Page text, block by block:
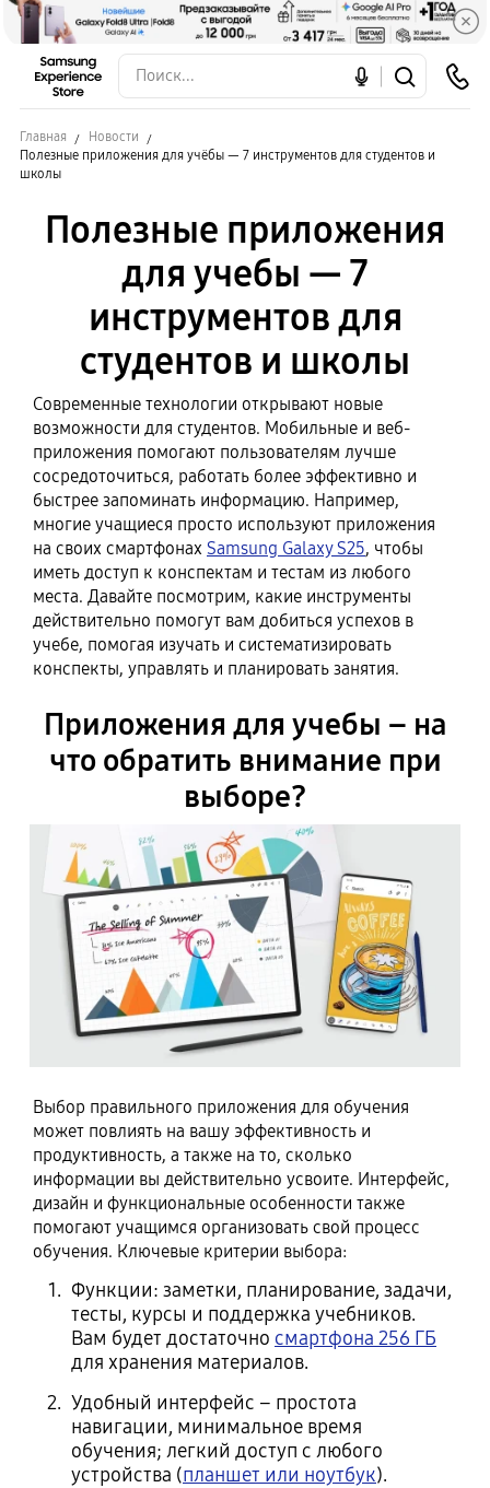
Главная
Новости
Полезные приложения для учёбы — 7 инструментов для студентов и
школы
Полезные приложения
для учебы — 7
инструментов для
студентов и школы
Современные технологии открывают новые
возможности для студентов. Мобильные и веб-
приложения помогают пользователям лучше
сосредоточиться, работать более эффективно и
быстрее запоминать информацию. Например,
многие учащиеся просто используют приложения
на своих смартфонах Samsung Galaxy S25, чтобы
иметь доступ к конспектам и тестам из любого
места. Давайте посмотрим, какие инструменты
действительно помогут вам добиться успехов в
учебе, помогая изучать и систематизировать
конспекты, управлять и планировать занятия.
Приложения для учебы – на
что обратить внимание при
выборе?
Выбор правильного приложения для обучения
может повлиять на вашу эффективность и
продуктивность, а также на то, сколько
информации вы действительно усвоите. Интерфейс,
дизайн и функциональные особенности также
помогают учащимся организовать свой процесс
обучения. Ключевые критерии выбора:
Функции: заметки, планирование, задачи,
тесты, курсы и поддержка учебников.
Вам будет достаточно смартфона 256 ГБ
для хранения материалов.
Удобный интерфейс – простота
навигации, минимальное время
обучения; легкий доступ с любого
устройства (планшет или ноутбук).